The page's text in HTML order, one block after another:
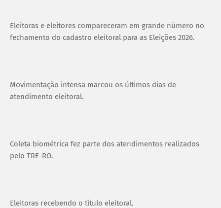
Eleitoras e eleitores compareceram em grande número no
fechamento do cadastro eleitoral para as Eleições 2026.
Movimentação intensa marcou os últimos dias de
atendimento eleitoral.
Coleta biométrica fez parte dos atendimentos realizados
pelo TRE-RO.
Eleitoras recebendo o título eleitoral.